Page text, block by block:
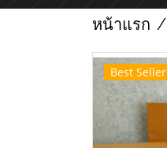
หน้าแรก
Best Seller